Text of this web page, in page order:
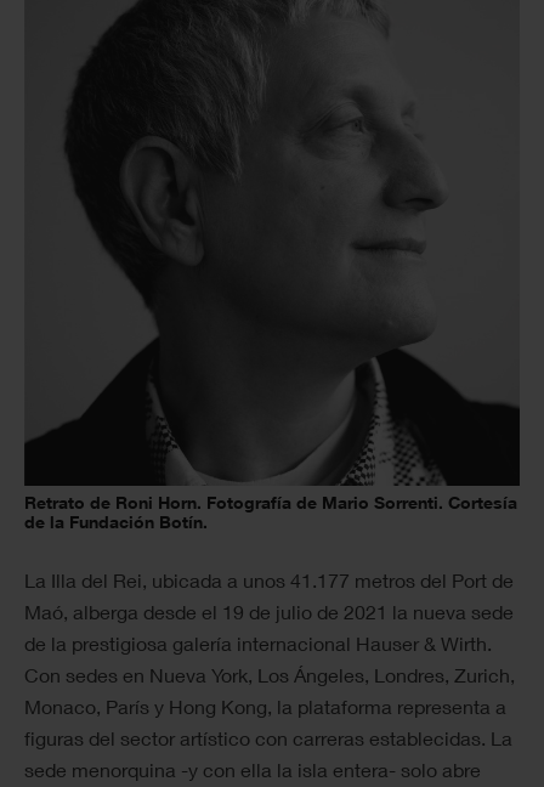
Retrato de Roni Horn. Fotografía de Mario Sorrenti. Cortesía
de la Fundación Botín.
La Illa del Rei, ubicada a unos 41.177 metros del Port de
Maó, alberga desde el 19 de julio de 2021 la nueva sede
de la prestigiosa galería internacional Hauser & Wirth.
Con sedes en Nueva York, Los Ángeles, Londres, Zurich,
Monaco, París y Hong Kong, la plataforma representa a
figuras del sector artístico con carreras establecidas. La
sede menorquina -y con ella la isla entera- solo abre